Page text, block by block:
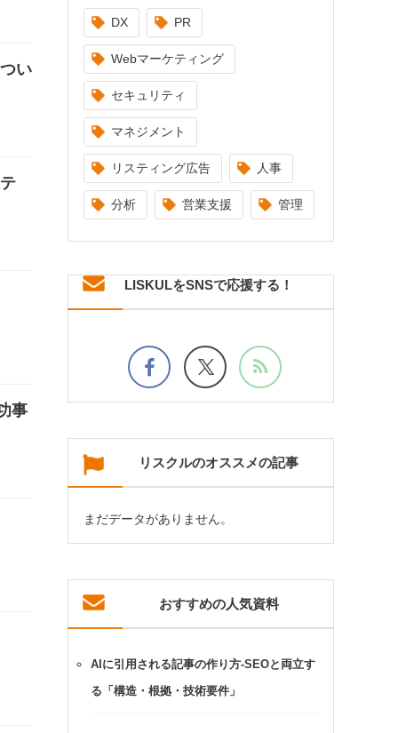
い
事
DX PR
Webマーケティング
セキュリティ
マネジメント
リスティング広告 人事
分析 営業支援 管理
LISKULをSNSで応援する！
リスクルのオススメの記事
まだデータがありません。
おすすめの人気資料
AIに引用される記事の作り方-SEOと両立す
る「構造・根拠・技術要件」